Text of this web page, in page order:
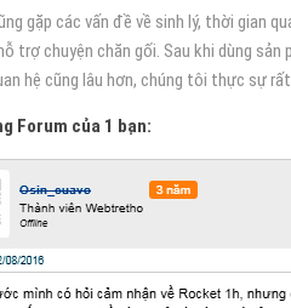
gặp các vấn đề về sinh lý, thời gian
trợ chuyện chăn gối. Sau khi dùng
hệ cũng lâu hơn, chúng tôi thực sự
Forum của 1 bạn: